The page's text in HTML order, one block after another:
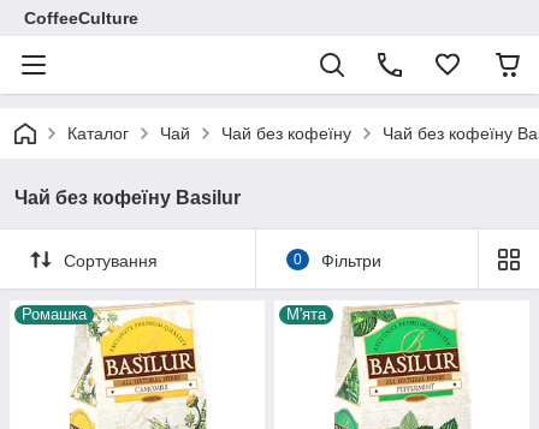
CoffeeCulture
Каталог Чай Чай без кофеїну Чай без кофеїну
Чай без кофеїну Basilur
Сортування 0 Фільтри
Ромашка М'ята